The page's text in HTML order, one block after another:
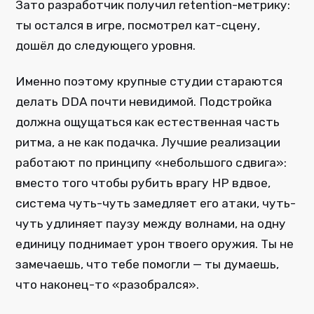
Зато разработчик получил retention-метрику:
ты остался в игре, посмотрел кат-сцену,
дошёл до следующего уровня.
Именно поэтому крупные студии стараются
делать DDA почти невидимой. Подстройка
должна ощущаться как естественная часть
ритма, а не как подачка. Лучшие реализации
работают по принципу «небольшого сдвига»:
вместо того чтобы рубить врагу HP вдвое,
система чуть-чуть замедляет его атаки, чуть-
чуть удлиняет паузу между волнами, на одну
единицу поднимает урон твоего оружия. Ты не
замечаешь, что тебе помогли — ты думаешь,
что наконец-то «разобрался».